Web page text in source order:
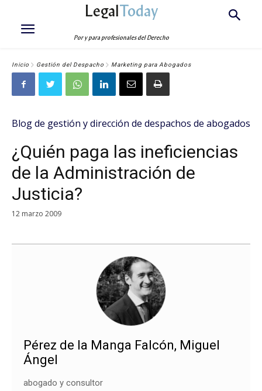
LegalToday
Por y para profesionales del Derecho
Inicio Gestión del Despacho Marketing para Abogados
Blog de gestión y dirección de despachos de abogados
¿Quién paga las ineficiencias
de la Administración de
Justicia?
12 marzo 2009
Pérez de la Manga Falcón, Miguel
Ángel
abogado y consultor